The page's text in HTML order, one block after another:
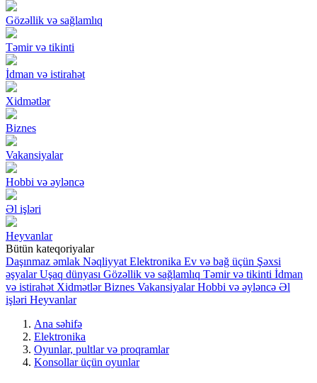
Gözəllik və sağlamlıq
Təmir və tikinti
İdman və istirahət
Xidmətlər
Biznes
Vakansiyalar
Hobbi və əyləncə
Əl işləri
Heyvanlar
Bütün kateqoriyalar
Daşınmaz əmlak Nəqliyyat Elektronika Ev və bağ üçün Şəxsi
əşyalar Uşaq dünyası Gözəllik və sağlamlıq Təmir və tikinti İdman
və istirahət Xidmətlər Biznes Vakansiyalar Hobbi və əyləncə Əl
işləri Heyvanlar
Ana səhifə
Elektronika
Oyunlar, pultlar və proqramlar
Konsollar üçün oyunlar